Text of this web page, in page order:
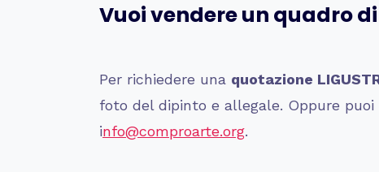
Vuoi vendere un quadro di
Per richiedere una quotazione
foto del dipinto e allegale. Oppure
info@comproarte.org.